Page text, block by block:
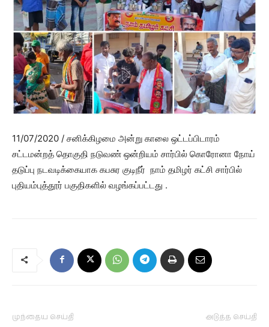
11/07/2020 / சனிக்கிழமை அன்று காலை ஒட்டப்பிடாரம்
சட்டமன்றத் தொகுதி நடுவண் ஒன்றியம் சார்பில் கொரோனா நோய்
தடுப்பு நடவடிக்கையாக கபசுர குடிநீர் நாம் தமிழர் கட்சி சார்பில்
புதியம்புத்தூர் பகுதிகளில் வழங்கப்பட்டது .
முந்தைய செய்தி அடுத்த செய்தி